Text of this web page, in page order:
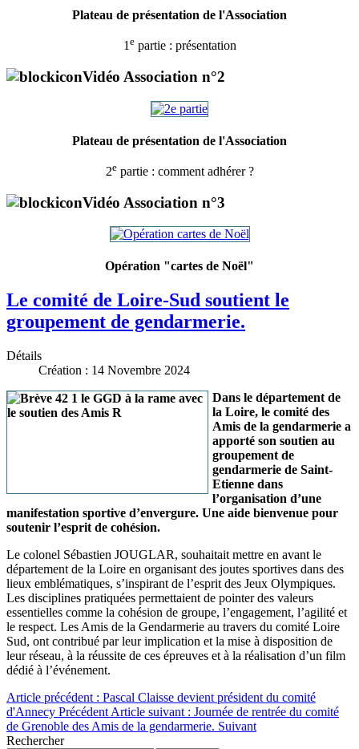
Plateau de présentation de l'Association
1 epartie : présentation
Vidéo Association n°2
Plateau de présentation de l'Association
2epartie : comment adhérer ?
Vidéo Association n°3
Opération "cartes de Noël"
Le comité de Loire-Sud soutient le
groupement de gendarmerie.
Détails
Création : 14 Novembre 2024
Dans le département de
la Loire, le comité des
Amis de la gendarmerie a
apporté son soutien au
groupement de
gendarmerie de Saint-
Etienne dans
l’organisation d’une
manifestation sportive d’envergure. Une aide bienvenue pour
soutenir l’esprit de cohésion.
Le colonel Sébastien JOUGLAR, souhaitait mettre en avant le
département de la Loire en organisant des joutes sportives dans des
lieux emblématiques, s’inspirant de l’esprit des Jeux Olympiques.
Les disciplines pratiquées permettaient de pointer des valeurs
essentielles comme la cohésion de groupe, l’engagement, l’agilité et
le respect. Les Amis de la Gendarmerie au travers du comité Loire
Sud, ont contribué par leur implication et la mise à disposition de
leur réseau, à la réussite de ces épreuves et à la réalisation d’un film
dédié à l’événement.
Article précédent : Pascal Claisse devient président du comité
d'Annecy Précédent Article suivant : Journée de rentrée du comité
de Grenoble des Amis de la gendarmerie. Suivant
Rechercher